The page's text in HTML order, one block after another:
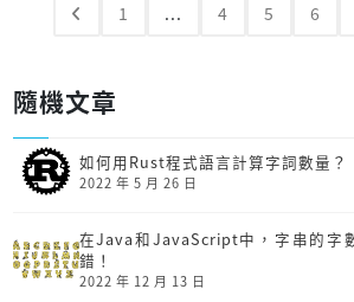
1 ... 4 5 6
隨機文章
如何用Rust程式語言計算字詞數量？
2022 年 5 月 26 日
在Java和JavaScript中，字串的字
錯！
2022 年 12 月 13 日